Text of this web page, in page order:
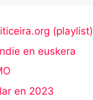
(playlist)
en euskera
en 2023